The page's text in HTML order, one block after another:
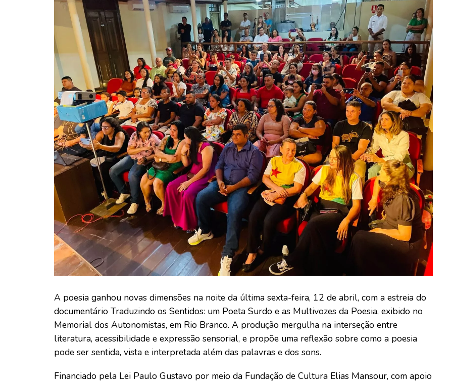
A poesia ganhou novas dimensões na noite da última sexta-feira, 12 de abril, com a estreia do
documentário Traduzindo os Sentidos: um Poeta Surdo e as Multivozes da Poesia, exibido no
Memorial dos Autonomistas, em Rio Branco. A produção mergulha na interseção entre
literatura, acessibilidade e expressão sensorial, e propõe uma reflexão sobre como a poesia
pode ser sentida, vista e interpretada além das palavras e dos sons.
Financiado pela Lei Paulo Gustavo por meio da Fundação de Cultura Elias Mansour, com apoio